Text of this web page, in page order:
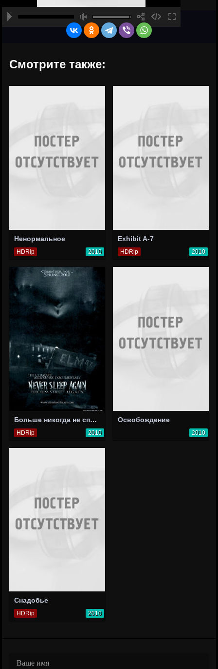
Смотрите также:
Ненормальное
HDRip 2010
Exhibit A-7
HDRip 2010
Больше никогда не спи: Наследие улицы Вязов
HDRip 2010
Освобождение
2010
Снадобье
HDRip 2010